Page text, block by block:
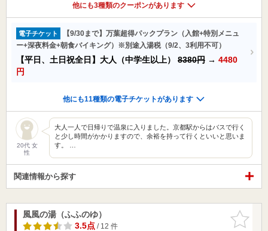
他にも3種類のクーポンがあります
電子チケット
【9/30まで】万葉超得パックプラン（入館+特別メニュ
ー+深夜料金+朝食バイキング）※別途入湯税（9/2、3利用不可）
【平日、土日祝全日】大人（中学生以上） 8380円 → 4480
円
他にも11種類の電子チケットがあります
20代 女
性
大人一人で日帰りで温泉に入りました。京都駅からはバスで行く
と少し時間がかかりますので、余裕を持って行くといいと思いま
す。 …
関連情報から探す
お気に入
りに追加
風風の湯（ふふのゆ）
3.5点/ 12 件